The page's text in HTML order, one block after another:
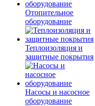
Отопительное
оборудование
Теплоизоляция и
защитные покрытия
Насосы и насосное
оборудование